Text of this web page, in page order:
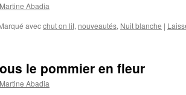
Martine Abadia
avecchut on lit, nouveautés, Nuit blanche |
le pommier en fleur
Martine Abadia